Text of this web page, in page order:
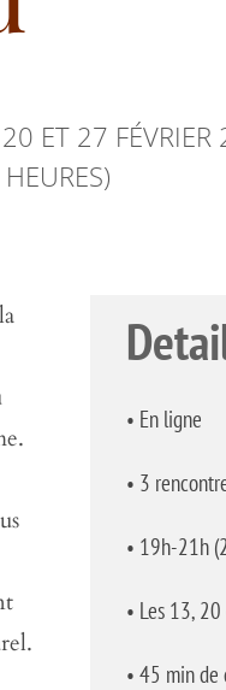
ET 27
• En ligne
• 3
• 19h-21h
• Les 13,
• 45 min de